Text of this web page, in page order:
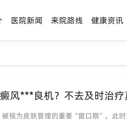
医院新闻 来院路线 健康资讯
视为皮肤管理的重要“窗口期”。此时